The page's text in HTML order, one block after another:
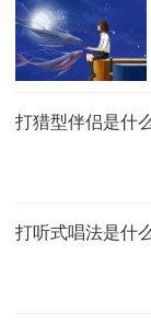
打猎型伴侣是什
打听式唱法是什